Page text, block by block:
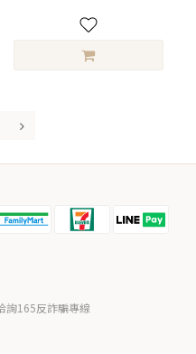
詢165反詐騙專線